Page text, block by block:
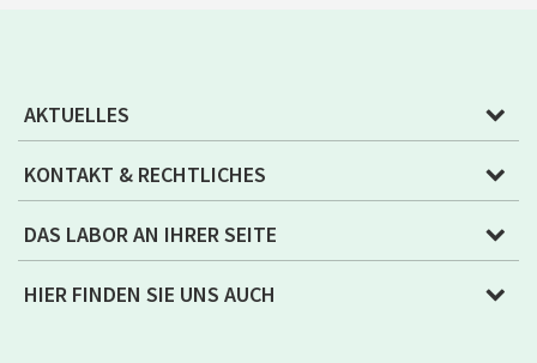
AKTUELLES
KONTAKT & RECHTLICHES
DAS LABOR AN IHRER SEITE
HIER FINDEN SIE UNS AUCH